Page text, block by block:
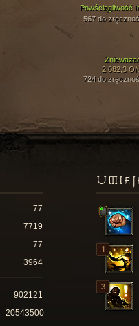
Powściągliwość
567 do
2 082,3
724 do
77
7719
77
3964
902121
20543500